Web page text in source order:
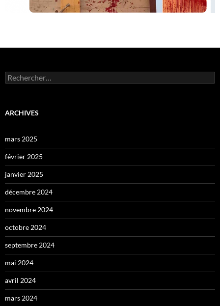
Rechercher :
ARCHIVES
mars 2025
février 2025
janvier 2025
décembre 2024
novembre 2024
octobre 2024
septembre 2024
mai 2024
avril 2024
mars 2024